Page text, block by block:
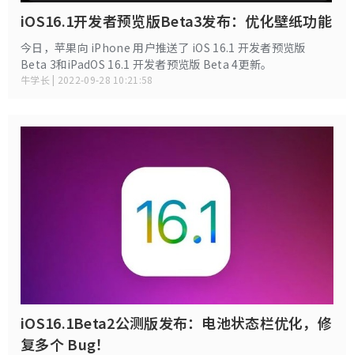
iOS16.1开发者预览版Beta3发布：优化壁纸功能
今日，苹果向 iPhone 用户推送了 iOS 16.1 开发者预览版
Beta 3和iPadOS 16.1 开发者预览版 Beta 4更新。
牛学长 | 2022-09-28 10:21:58
iOS16.1Beta2公测版发布：电池状态栏优化，修
复多个 Bug！